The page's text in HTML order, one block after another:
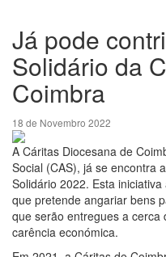
Já pode
Solidário da
Coimbra
18 de Novembro 2022
A Cáritas Diocesana de
Social (CAS), já se encontra
Solidário 2022. Esta
que pretende angariar bens
que serão entregues a
carência económica.